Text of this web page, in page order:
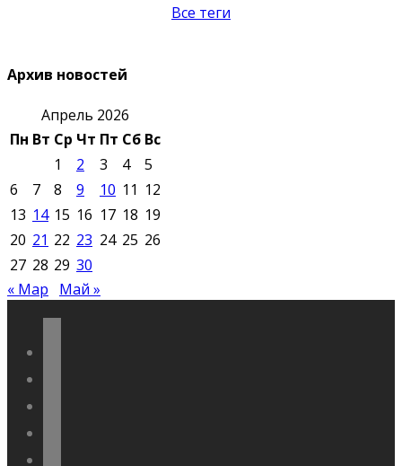
Все теги
Архив новостей
Апрель 2026
Пн Вт Ср Чт Пт Сб Вс
1
2 3 4
5
6
7 8 9 10 11 12
13 14 15 16 17 18 19
20 21 22 23 24 25 26
27 28 29 30
« Мар
Май »